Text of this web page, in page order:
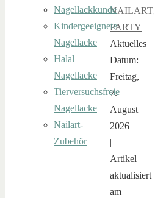
NAILART,
PARTY
Aktuelles
Datum:
Freitag,
7.
August
2026
|
Artikel
aktualisiert
am
Nagellackkunde
Kindergeeignete
Nagellacke
Halal
Nagellacke
Tierversuchsfreie
Nagellacke
Nailart-
Zubehör